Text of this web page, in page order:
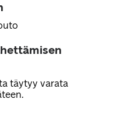
täytyy varata